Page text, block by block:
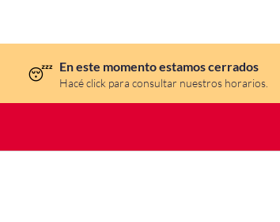
😴 En este momento estamos cerrados
Hacé click para consultar nuestros horarios.